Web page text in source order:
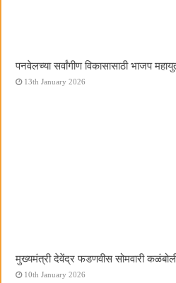
पनवेलच्या सर्वांगीण विकासासाठी भाजप
13th January 2026
मुख्यमंत्री देवेंद्र फडणवीस सोमवारी
10th January 2026